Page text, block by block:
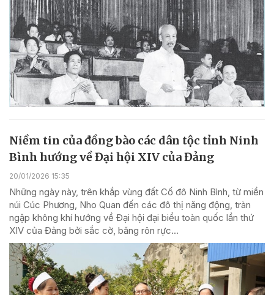
Niềm tin của đồng bào các dân tộc tỉnh Ninh
Bình hướng về Đại hội XIV của Đảng
20/01/2026 15:35
Những ngày này, trên khắp vùng đất Cố đô Ninh Bình, từ miền
núi Cúc Phương, Nho Quan đến các đô thị năng động, tràn
ngập không khí hướng về Đại hội đại biểu toàn quốc lần thứ
XIV của Đảng bởi sắc cờ, băng rôn rực...